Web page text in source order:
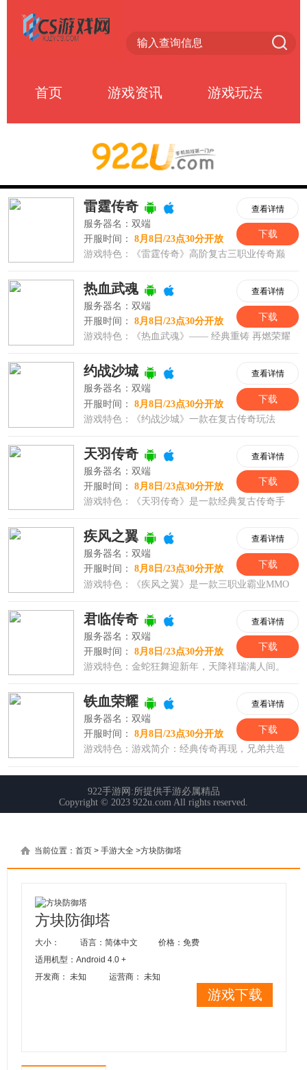
首页 游戏资讯 游戏玩法
当前位置： 首页 > 手游大全 >方块防御塔
方块防御塔
大小： 语言：简体中文
价格：免费
适用机型：Android 4.0 +
开发商： 未知
运营商： 未知
游戏下载